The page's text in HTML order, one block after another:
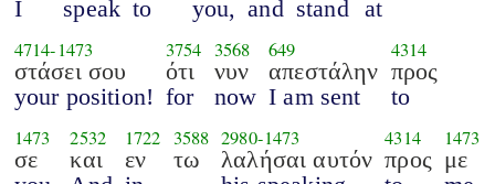
I
speak to
you, and stand at
4714-1473
στάσει σου
your position!
3754
ότι
for
3568
νυν
now
649
απεστάλην
I am sent
4314
προς
to
1473
σε
2532
και
1722
εν
3588
τω
2980-1473
λαλήσαι αυτόν
4314
προς
1473
με